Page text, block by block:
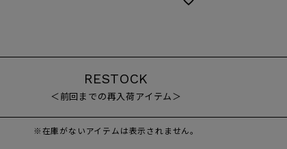
RESTOCK
＜前回までの再入荷アイテム＞
※在庫がないアイテムは表示されません。